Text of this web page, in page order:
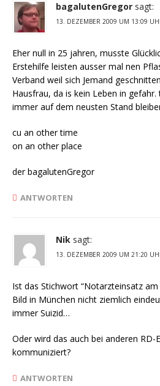
bagalutenGregor sagt:
13. DEZEMBER 2009 UM 13:09
Eher null in 25 jahren, musste
Erstehilfe leisten ausser mal nen
Verband weil sich Jemand
Hausfrau, da is kein Leben in
immer auf dem neusten Stand
cu an other time
on an other place
der bagalutenGregor
ANTWORTEN
Nik sagt:
13. DEZEMBER 2009 UM 21:20
Ist das Stichwort “Notarzteinsatz
Bild in München nicht ziemlich
immer Suizid…
Oder wird das auch bei anderen RD-
kommuniziert?
ANTWORTEN